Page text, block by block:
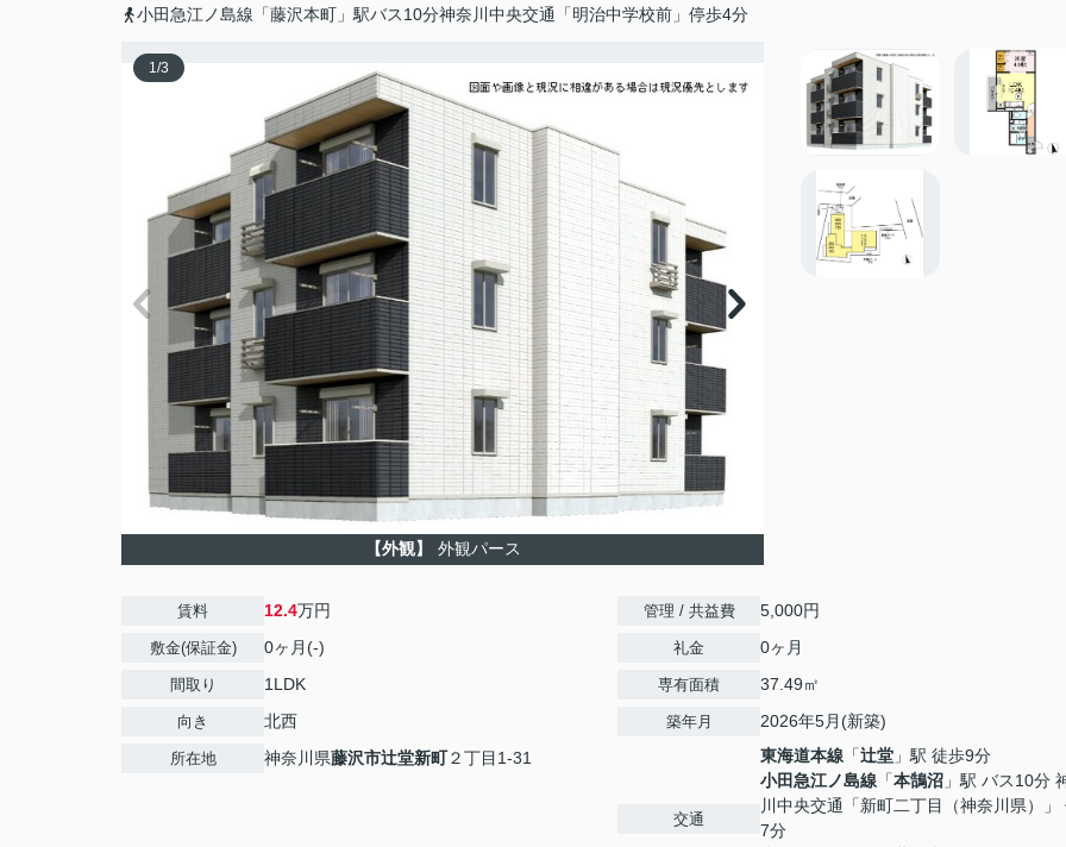
小田急江ノ島線「藤沢本町」駅バス10分神奈川中央交通「明治中学校前」停歩4分
1/3
【外観】 外観パース
賃料 12.4万円
敷金(保証金) 0ヶ月(-)
間取り 1LDK
向き 北西
所在地 神奈川県藤沢市辻堂新町２丁目1-31
管理 / 共益費 5,000円
礼金 0ヶ月
専有面積 37.49㎡
築年月 2026年5月(新築)
交通
東海道本線 「辻堂 」駅 徒歩9分
小田急江ノ島線 「本鵠沼 」駅 バス10分
川中央交通「新町二丁目（神奈川県）」
7分